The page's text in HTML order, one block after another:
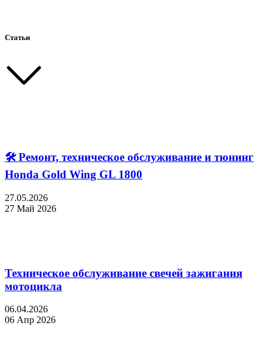
Статьи
🛠 Ремонт, техническое обслуживание и тюнинг
Honda Gold Wing GL 1800
27.05.2026
27 Май 2026
Техническое обслуживание свечей зажигания
мотоцикла
06.04.2026
06 Апр 2026